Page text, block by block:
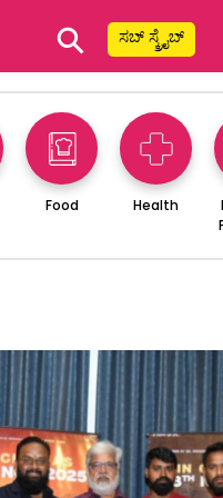
⚲ ಸಬ್ ಸ್ಕ್ರೈಬ್
Food Health